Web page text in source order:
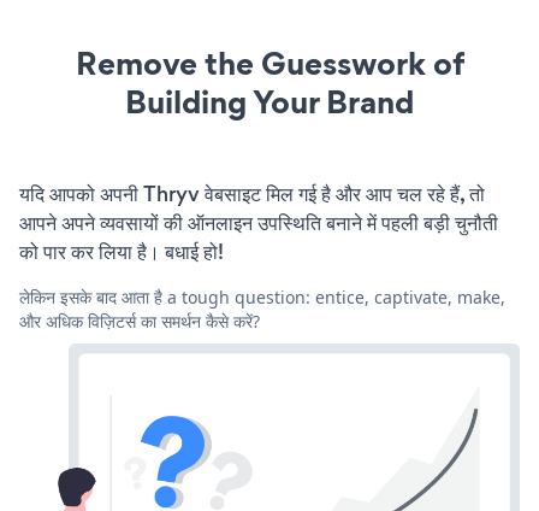
Remove the Guesswork of
Building Your Brand
यदि आपको अपनी Thryv वेबसाइट मिल गई है और आप चल रहे हैं, तो
आपने अपने व्यवसायों की ऑनलाइन उपस्थिति बनाने में पहली बड़ी चुनौती
को पार कर लिया है। बधाई हो!
लेकिन इसके बाद आता है a tough question: entice, captivate, make,
और अधिक विज़िटर्स का समर्थन कैसे करें?